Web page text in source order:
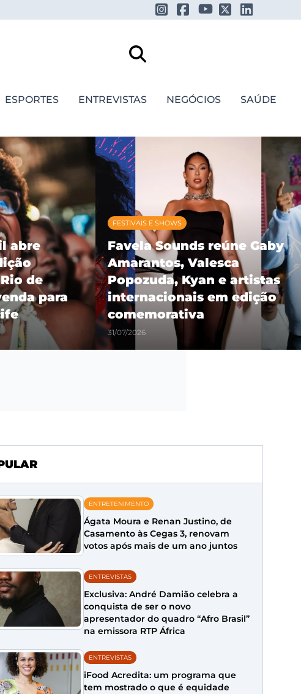
ESPORTES ENTREVISTAS NEGÓCIOS SAÚDE
abre
de
para
FESTIVAIS E SHOWS
Favela Sounds reúne Gaby
Amarantos, Valesca
Popozuda, Kyan e artistas
internacionais em edição
comemorativa
31/07/2026
ENTRETENIMENTO
Ágata Moura e Renan Justino, de
Casamento às Cegas 3, renovam
votos após mais de um ano juntos
ENTREVISTAS
Exclusiva: André Damião celebra a
conquista de ser o novo
apresentador do quadro “Afro Brasil”
na emissora RTP África
ENTREVISTAS
iFood Acredita: um programa que
tem mostrado o que é equidade